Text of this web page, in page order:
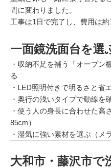
間に変わりました。
工事は1日で完了し、費用は約
一面鏡洗面台を選
・収納不足を補う「オープン
る
・LED照明付きで明るさと省
・奥行の浅いタイプで動線を
・使う人の身長に合わせた高
85cm）
・湿気に強い素材を選ぶ（メ
大和市・藤沢市で